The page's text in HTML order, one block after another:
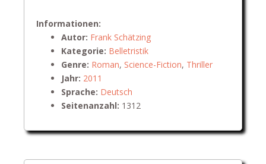
Informationen:
Autor: Frank Schätzing
Kategorie: Belletristik
Genre: Roman, Science-Fiction, Thriller
Jahr: 2011
Sprache: Deutsch
Seitenanzahl: 1312